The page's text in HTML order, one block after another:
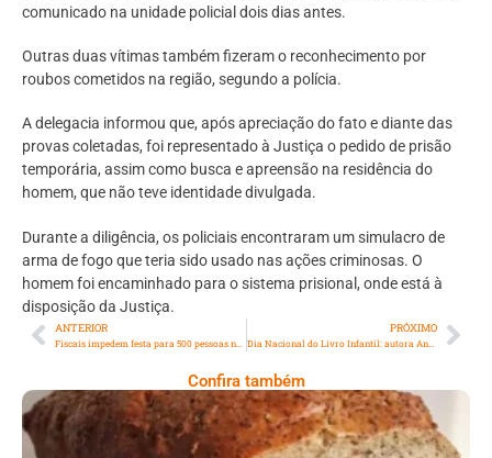
comunicado na unidade policial dois dias antes.
Outras duas vítimas também fizeram o reconhecimento por
roubos cometidos na região, segundo a polícia.
A delegacia informou que, após apreciação do fato e diante das
provas coletadas, foi representado à Justiça o pedido de prisão
temporária, assim como busca e apreensão na residência do
homem, que não teve identidade divulgada.
Durante a diligência, os policiais encontraram um simulacro de
arma de fogo que teria sido usado nas ações criminosas. O
homem foi encaminhado para o sistema prisional, onde está à
disposição da Justiça.
ANTERIOR PRÓXIMO
Dia Nacional do Livro Infantil: autora Angela Guerra disponibiliza ebook para acesso
Confira também